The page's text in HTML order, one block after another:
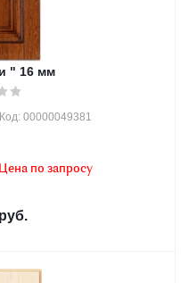
" 16 мм
Код: 00000049381
Цена по запросу